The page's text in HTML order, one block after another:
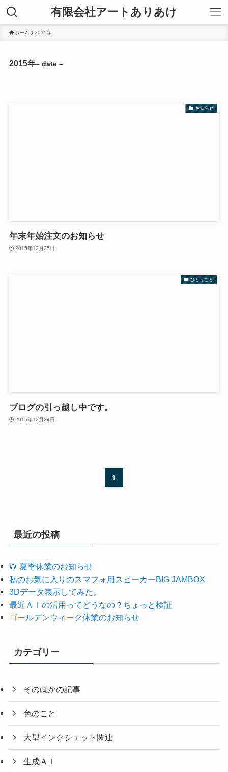
有限会社アートありあけ
ホーム 2015年
2015年– date –
お知らせ
年末年始注文のお知らせ
2015年12月25日
ひとりごと
ブログの引っ越し中です。
2015年12月24日
1
最近の投稿
🌻 夏季休業のお知らせ
私のお気に入りのスマフォ用スピーカーBIG JAMBOX
3Dデータ表示してみた。
最近ＡＩの活用ってどうなの？ちょっと検証
ゴールデンウィーク休業のお知らせ
カテゴリー
そのほかの記事
色のこと
大型インクジェット関連
生成ＡＩ